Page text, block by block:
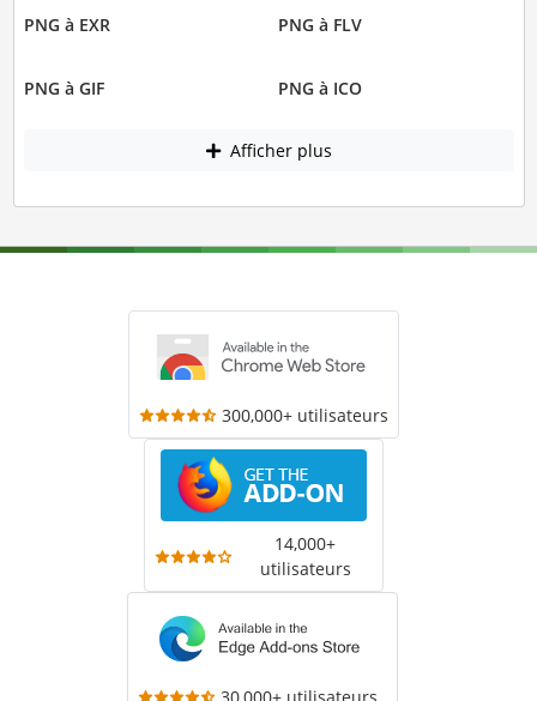
PNG à EXR PNG à FLV
PNG à GIF PNG à ICO
Afficher plus
300,000+ utilisateurs
14,000+
utilisateurs